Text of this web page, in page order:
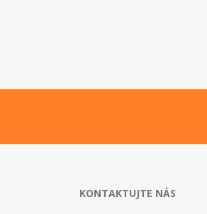
KONTAKTUJTE NÁS